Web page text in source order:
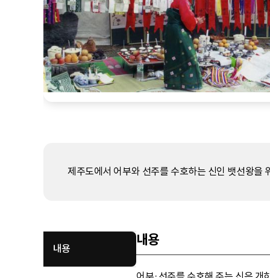
제주도에서 어부와 선주를 수호하는 신인 뱃선왕을
내용
내용